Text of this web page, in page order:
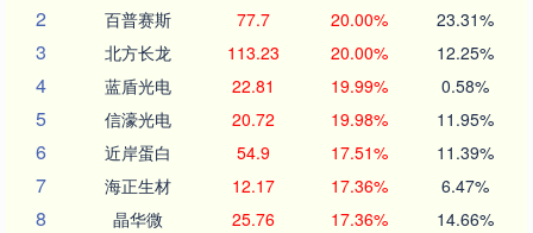
2 百普赛斯 77.7 20.00% 23.31%
3 北方长龙 113.23 20.00% 12.25%
4 蓝盾光电 22.81 19.99% 0.58%
5 信濠光电 20.72 19.98% 11.95%
6 近岸蛋白 54.9 17.51% 11.39%
7 海正生材 12.17 17.36% 6.47%
8 晶华微 25.76 17.36% 14.66%